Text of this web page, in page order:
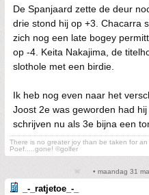
De Spanjaard zette de deur
drie stond hij op +3. Chacarra
zich nog een late bogey
op -4. Keita Nakajima, de
slothole met een birdie.
Ik heb nog even naar het
Joost 2e was geworden had
schrijven nu als 3e bijna een
There is no greater joy than be taken for
Poef.....gone! ©golfer
• maandag 31
_-_ratjetoe_-_